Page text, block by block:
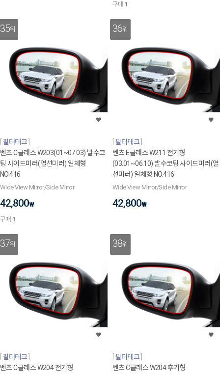
구매 1
35위
필터테크
벤츠 C클래스 W203(01~07.03) 발수코
팅 사이드미러(열선미러) 일체형
NO.416
Wide View Mirror/Side Mirror
42,800₩
구매 1
36위
필터테크
벤츠 E클래스 W211 전기형
(03.01~06.10) 발수코팅 사이드미러(열
선미러) 일체형 NO.416
Wide View Mirror/Side Mirror
42,800₩
37위
필터테크
벤츠 C클래스 W204 전기형
38위
필터테크
벤츠 C클래스 W204 후기형